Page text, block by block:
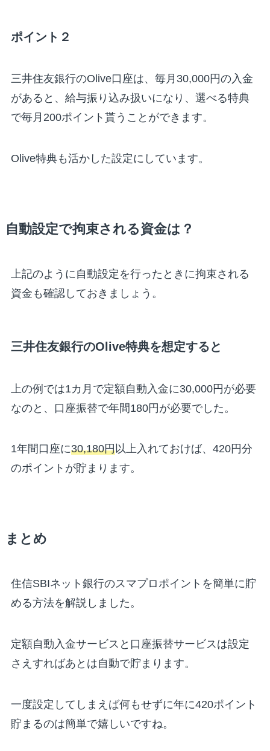
ポイント２
三井住友銀行のOlive口座は、毎月30,000円の入金
があると、給与振り込み扱いになり、選べる特典
で毎月200ポイント貰うことができます。
Olive特典も活かした設定にしています。
自動設定で拘束される資金は？
上記のように自動設定を行ったときに拘束される
資金も確認しておきましょう。
三井住友銀行のOlive特典を想定すると
上の例では1カ月で定額自動入金に30,000円が必要
なのと、口座振替で年間180円が必要でした。
1年間口座に30,180円以上入れておけば、420円分
のポイントが貯まります。
まとめ
住信SBIネット銀行のスマプロポイントを簡単に貯
める方法を解説しました。
定額自動入金サービスと口座振替サービスは設定
さえすればあとは自動で貯まります。
一度設定してしまえば何もせずに年に420ポイント
貯まるのは簡単で嬉しいですね。